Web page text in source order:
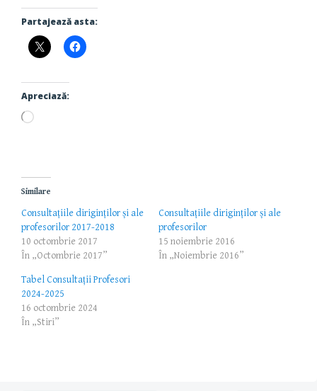
Partajează asta:
Apreciază:
Încarc...
Similare
Consultațiile diriginților și ale
profesorilor 2017-2018
10 octombrie 2017
În „Octombrie 2017”
Consultațiile diriginților și ale
profesorilor
15 noiembrie 2016
În „Noiembrie 2016”
Tabel Consultații Profesori
2024-2025
16 octombrie 2024
În „Stiri”